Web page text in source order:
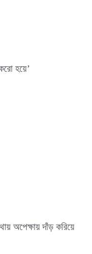
হয়ে’
অপেক্ষায় দাঁড় করিয়ে